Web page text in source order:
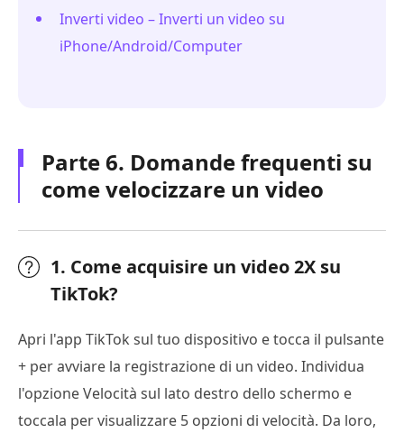
Inverti video – Inverti un video su
iPhone/Android/Computer
Parte 6. Domande frequenti su
come velocizzare un video
1. Come acquisire un video 2X su
TikTok?
Apri l'app TikTok sul tuo dispositivo e tocca il pulsante
+ per avviare la registrazione di un video. Individua
l'opzione Velocità sul lato destro dello schermo e
toccala per visualizzare 5 opzioni di velocità. Da loro,